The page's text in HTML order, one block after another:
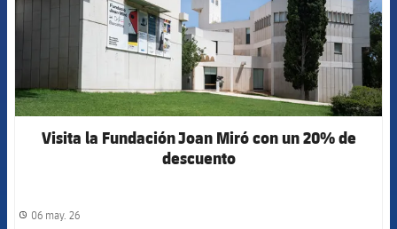
Visita la Fundación Joan Miró con un 20% de
descuento
label.share.clock
06 may. 26